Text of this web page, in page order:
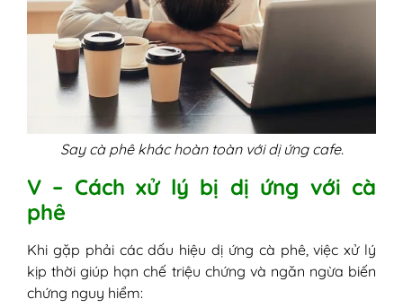
Say cà phê khác hoàn toàn với dị ứng cafe.
V – Cách xử lý bị dị ứng với cà
phê
Khi gặp phải các dấu hiệu dị ứng cà phê, việc xử lý
kịp thời giúp hạn chế triệu chứng và ngăn ngừa biến
chứng nguy hiểm: